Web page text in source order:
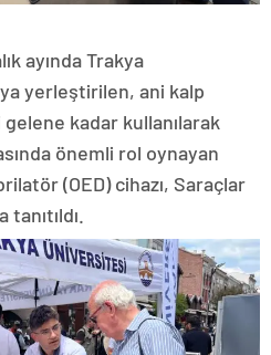
ayında Trakya
yerleştirilen, ani kalp
kadar kullanılarak
önemli rol oynayan
(OED) cihazı, Saraçlar